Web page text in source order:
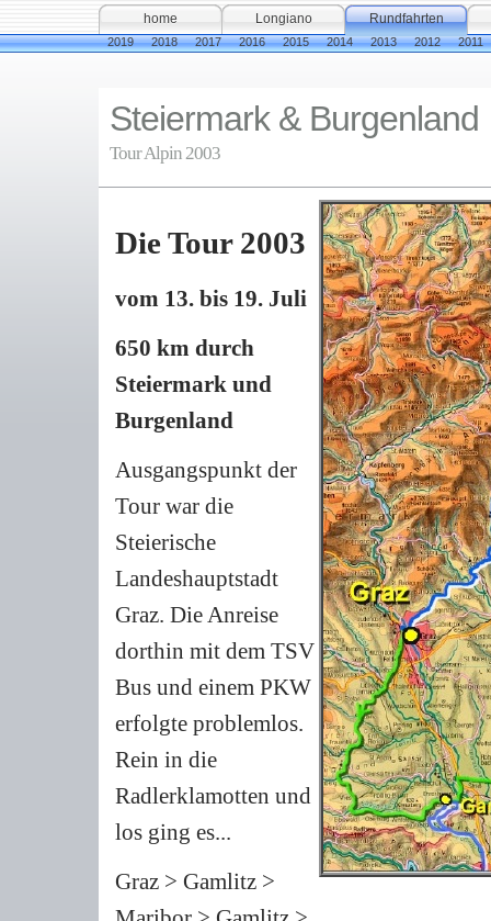
home Longiano
Rundfahrten
2019
2018 2017 2016 2015 2014 2013 2012 2011
Steiermark & Burgenland
Tour Alpin 2003
Die Tour 2003
vom 13. bis 19. Juli
650 km durch
Steiermark und
Burgenland
Ausgangspunkt der
Tour war die
Steierische
Landeshauptstadt
Graz. Die Anreise
dorthin mit dem TSV
Bus und einem PKW
erfolgte problemlos.
Rein in die
Radlerklamotten und
los ging es...
Graz > Gamlitz >